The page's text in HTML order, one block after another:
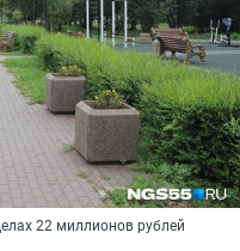
22 миллионов рублей